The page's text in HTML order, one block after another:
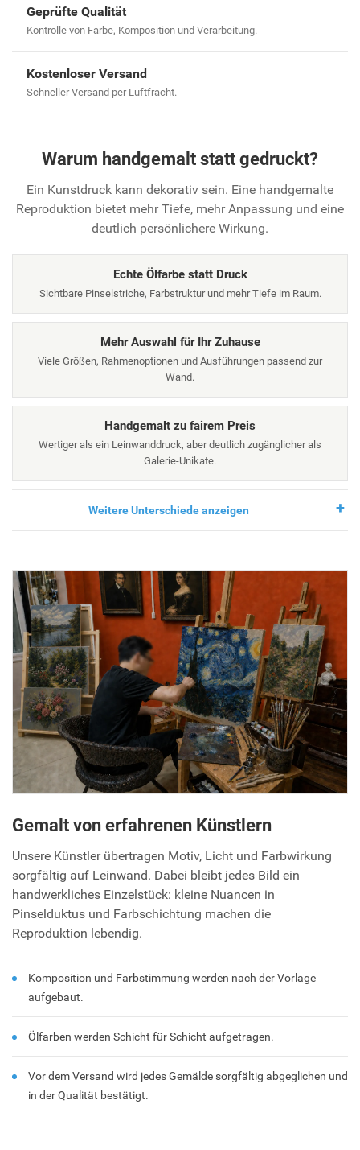
Geprüfte Qualität
Kontrolle von Farbe, Komposition und Verarbeitung.
Kostenloser Versand
Schneller Versand per Luftfracht.
Warum handgemalt statt gedruckt?
Ein Kunstdruck kann dekorativ sein. Eine handgemalte
Reproduktion bietet mehr Tiefe, mehr Anpassung und eine
deutlich persönlichere Wirkung.
Echte Ölfarbe statt Druck
Sichtbare Pinselstriche, Farbstruktur und mehr Tiefe im Raum.
Mehr Auswahl für Ihr Zuhause
Viele Größen, Rahmenoptionen und Ausführungen passend zur
Wand.
Handgemalt zu fairem Preis
Wertiger als ein Leinwanddruck, aber deutlich zugänglicher als
Galerie-Unikate.
Weitere Unterschiede anzeigen
Gemalt von erfahrenen Künstlern
Unsere Künstler übertragen Motiv, Licht und Farbwirkung
sorgfältig auf Leinwand. Dabei bleibt jedes Bild ein
handwerkliches Einzelstück: kleine Nuancen in
Pinselduktus und Farbschichtung machen die
Reproduktion lebendig.
Komposition und Farbstimmung werden nach der Vorlage
aufgebaut.
Ölfarben werden Schicht für Schicht aufgetragen.
Vor dem Versand wird jedes Gemälde sorgfältig abgeglichen und
in der Qualität bestätigt.